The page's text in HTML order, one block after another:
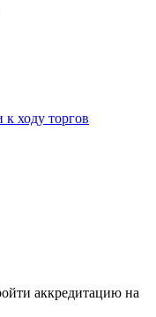
к ходу торгов
аккредитацию на